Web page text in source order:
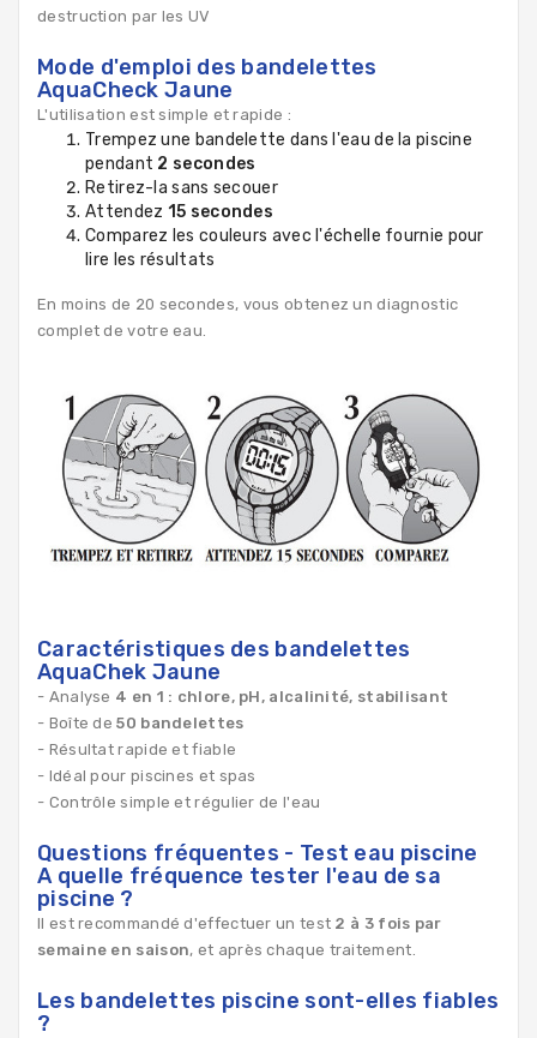
destruction par les UV
Mode d'emploi des bandelettes
AquaCheck Jaune
L'utilisation est simple et rapide :
Trempez une bandelette dans l'eau de la piscine
pendant 2 secondes
Retirez-la sans secouer
Attendez 15 secondes
Comparez les couleurs avec l'échelle fournie pour
lire les résultats
En moins de 20 secondes, vous obtenez un diagnostic
complet de votre eau.
Caractéristiques des bandelettes
AquaChek Jaune
- Analyse 4 en 1 : chlore, pH, alcalinité, stabilisant
- Boîte de50 bandelettes
- Résultat rapide et fiable
- Idéal pour piscines et spas
- Contrôle simple et régulier de l'eau
Questions fréquentes - Test eau piscine
A quelle fréquence tester l'eau de sa
piscine ?
Il est recommandé d'effectuer un test 2 à 3 fois par
semaine en saison, et après chaque traitement.
Les bandelettes piscine sont-elles fiables
?